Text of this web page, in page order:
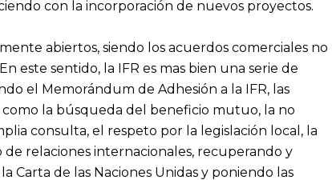
con la incorporación de nuevos proyectos.
abiertos, siendo los acuerdos comerciales no
este sentido, la IFR es mas bien una serie de
el Memorándum de Adhesión a la IFR, las
la búsqueda del beneficio mutuo, la no
consulta, el respeto por la legislación local, la
relaciones internacionales, recuperando y
Carta de las Naciones Unidas y poniendo las